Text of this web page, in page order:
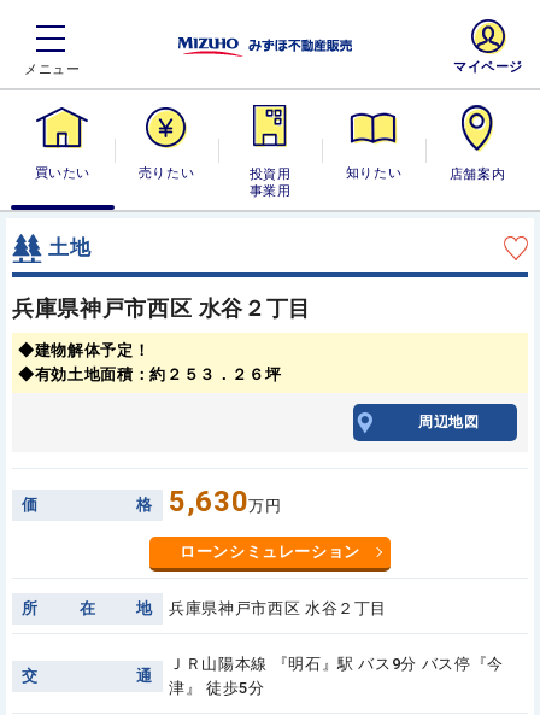
買いたい 売りたい
投資用・事業
用
知りたい 店舗案内
マイページ
土地
兵庫県神戸市西区 水谷２丁目
◆建物解体予定！
◆有効土地面積：約２５３．２６坪
周辺地図
価 格 5,630万円
ローンシミュレーション
所 在 地 兵庫県神戸市西区 水谷２丁目
交 通
ＪＲ山陽本線 『明石』駅 バス9分 バス停『今
津』 徒歩5分